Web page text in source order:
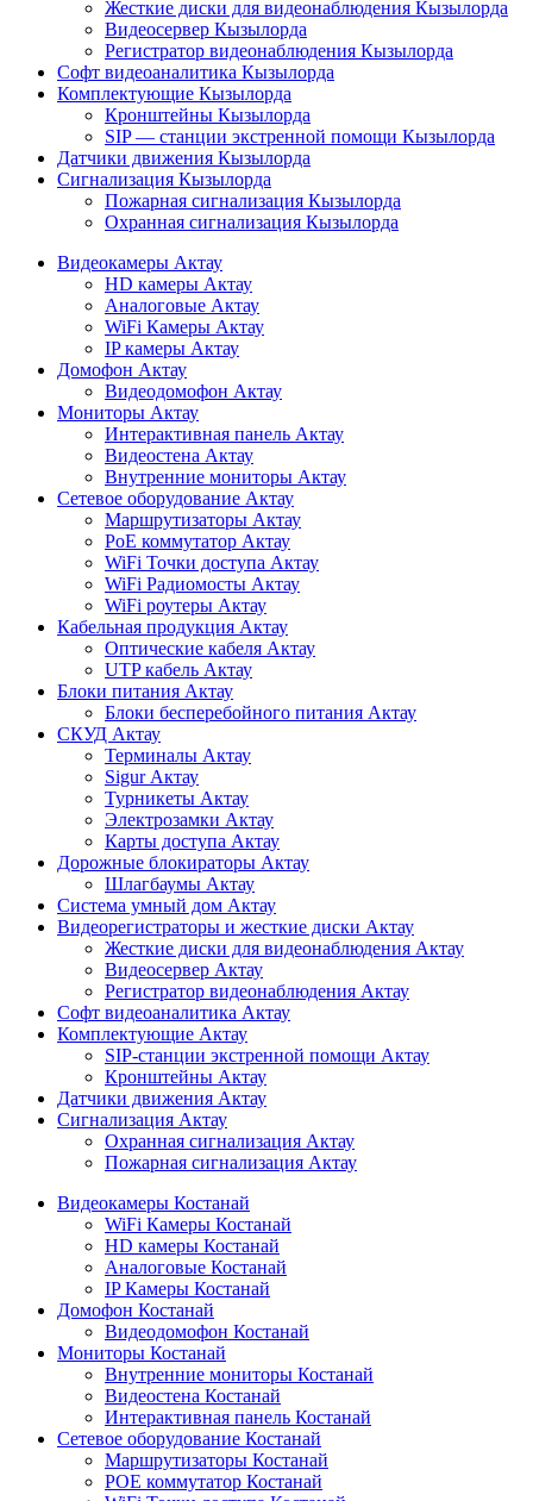
Жесткие диски для видеонаблюдения Кызылорда
Видеосервер Кызылорда
Регистратор видеонаблюдения Кызылорда
Софт видеоаналитика Кызылорда
Комплектующие Кызылорда
Кронштейны Кызылорда
SIP — станции экстренной помощи Кызылорда
Датчики движения Кызылорда
Сигнализация Кызылорда
Пожарная сигнализация Кызылорда
Охранная сигнализация Кызылорда
Видеокамеры Актау
HD камеры Актау
Аналоговые Актау
WiFi Камеры Актау
IP камеры Актау
Домофон Актау
Видеодомофон Актау
Мониторы Актау
Интерактивная панель Актау
Видеостена Актау
Внутренние мониторы Актау
Сетевое оборудование Актау
Маршрутизаторы Актау
PoE коммутатор Актау
WiFi Точки доступа Актау
WiFi Радиомосты Актау
WiFi роутеры Актау
Кабельная продукция Актау
Оптические кабеля Актау
UTP кабель Актау
Блоки питания Актау
Блоки бесперебойного питания Актау
СКУД Актау
Терминалы Актау
Sigur Актау
Турникеты Актау
Электрозамки Актау
Карты доступа Актау
Дорожные блокираторы Актау
Шлагбаумы Актау
Система умный дом Актау
Видеорегистраторы и жесткие диски Актау
Жесткие диски для видеонаблюдения Актау
Видеосервер Актау
Регистратор видеонаблюдения Актау
Софт видеоаналитика Актау
Комплектующие Актау
SIP-станции экстренной помощи Актау
Кронштейны Актау
Датчики движения Актау
Сигнализация Актау
Охранная сигнализация Актау
Пожарная сигнализация Актау
Видеокамеры Костанай
WiFi Камеры Костанай
HD камеры Костанай
Аналоговые Костанай
IP Камеры Костанай
Домофон Костанай
Видеодомофон Костанай
Мониторы Костанай
Внутренние мониторы Костанай
Видеостена Костанай
Интерактивная панель Костанай
Сетевое оборудование Костанай
Маршрутизаторы Костанай
POE коммутатор Костанай